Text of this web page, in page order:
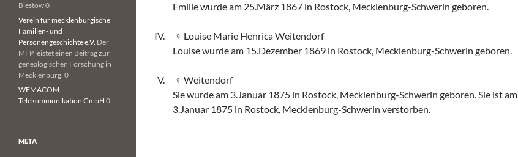
Emilie wurde am 25.März 1867 in Rostock, Mecklenburg-Schwerin geboren.
Louise Marie Henrica Weitendorf
Louise wurde am 15.Dezember 1869 in Rostock, Mecklenburg-Schwerin geboren.
Weitendorf
Sie wurde am 3.Januar 1875 in Rostock, Mecklenburg-Schwerin geboren. Sie ist am
3.Januar 1875 in Rostock, Mecklenburg-Schwerin verstorben.
Biestow 0
Verein für mecklenburgische
Familien- und
Personengeschichte e.V. Der
MFP leistet einen Beitrag zur
genealogischen Forschung in
Mecklenburg. 0
WEMACOM
Telekommunikation GmbH 0
META